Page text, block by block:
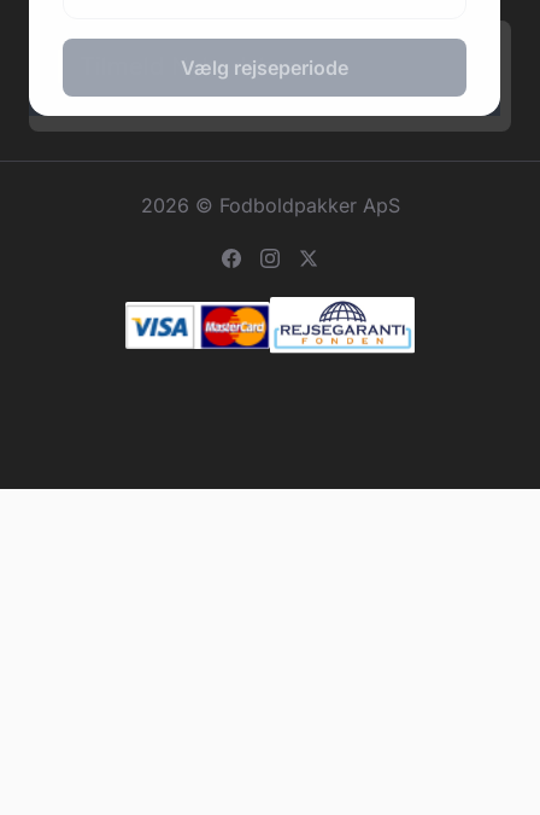
Vælg rejseperiode
Tilmeld Nyhedsbrev.
2026 © Fodboldpakker ApS